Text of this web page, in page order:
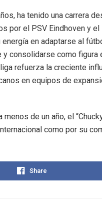
ha tenido una carrera
por el PSV Eindhoven y
en adaptarse al
consolidarse como figura
refuerza la creciente
en equipos de
menos de un año, el
como por su
Share